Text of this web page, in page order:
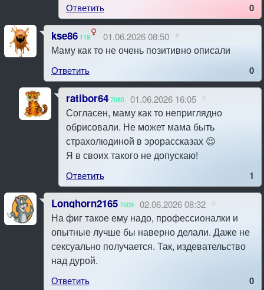
Ответить 0
kse86 119 01.06.2026 08:50 #
Маму как то не очень позитивно описали
Ответить 0
ratibor647085 01.06.2026 16:05 #
Согласен, маму как то неприглядно
обрисовали. Не может мама быть
страхолюдиной в эрорассказах 😉
Я в своих такого не допускаю!
Ответить 1
Longhorn21657009 02.06.2026 08:32 #
На фиг такое ему надо, профессионалки и
опытные лучше бы наверно делали. Даже не
сексуально получается. Так, издевательство
над дурой.
Ответить 0